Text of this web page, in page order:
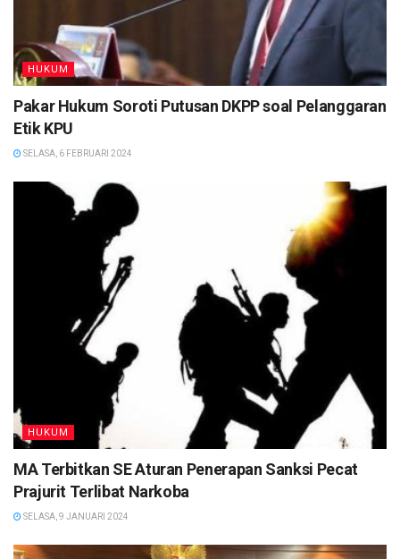
HUKUM
Pakar Hukum Soroti Putusan DKPP soal Pelanggaran
Etik KPU
SELASA, 6 FEBRUARI 2024
HUKUM
MA Terbitkan SE Aturan Penerapan Sanksi Pecat
Prajurit Terlibat Narkoba
SELASA, 9 JANUARI 2024